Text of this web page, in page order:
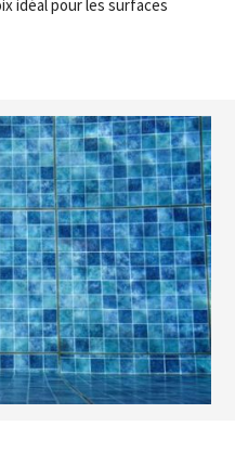
idéal pour les surfaces